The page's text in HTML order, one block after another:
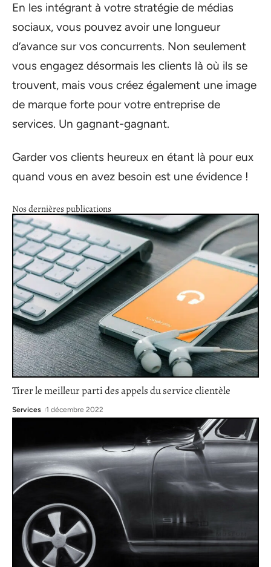
En les intégrant à votre stratégie de médias
sociaux, vous pouvez avoir une longueur
d’avance sur vos concurrents. Non seulement
vous engagez désormais les clients là où ils se
trouvent, mais vous créez également une image
de marque forte pour votre entreprise de
services. Un gagnant-gagnant.
Garder vos clients heureux en étant là pour eux
quand vous en avez besoin est une évidence !
Nos dernières publications
Tirer le meilleur parti des appels du service clientèle
Services 1 décembre 2022